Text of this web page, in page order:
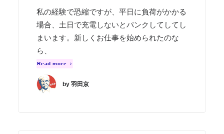
私の経験で恐縮ですが、平日に負荷がかかる
場合、土日で充電しないとパンクしてしてし
まいます。新しくお仕事を始められたのな
ら、
Read more
by 羽田京